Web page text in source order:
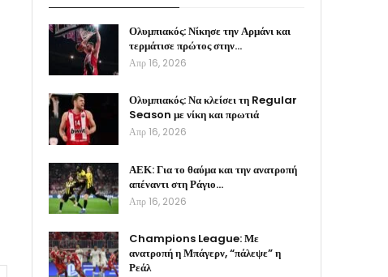
Ολυμπιακός: Νίκησε την Αρμάνι και
τερμάτισε πρώτος στην…
Απρ 16, 2026
Ολυμπιακός: Να κλείσει τη Regular
Season με νίκη και πρωτιά
Απρ 16, 2026
ΑΕΚ: Για το θαύμα και την ανατροπή
απέναντι στη Ράγιο…
Απρ 16, 2026
Champions League: Με
ανατροπή η Μπάγερν, “πάλεψε” η
Ρεάλ